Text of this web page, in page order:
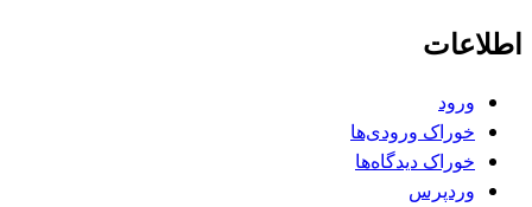
اطلاعات
ورود
خوراک ورودی‌ها
خوراک دیدگاه‌ها
وردپرس